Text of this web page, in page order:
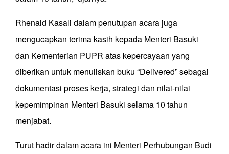
Rhenald Kasali dalam penutupan acara juga
mengucapkan terima kasih kepada Menteri Basuki
dan Kementerian PUPR atas kepercayaan yang
diberikan untuk menuliskan buku “Delivered” sebagai
dokumentasi proses kerja, strategi dan nilai-nilai
kepemimpinan Menteri Basuki selama 10 tahun
menjabat.
Turut hadir dalam acara ini Menteri Perhubungan Budi